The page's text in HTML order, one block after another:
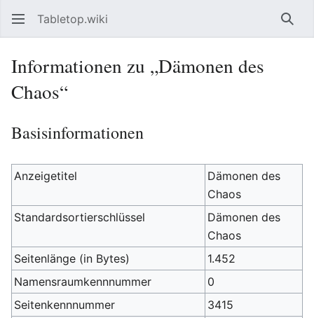
Tabletop.wiki
Informationen zu „Dämonen des
Chaos“
Basisinformationen
Anzeigetitel
Dämonen des
Chaos
Standardsortierschlüssel
Dämonen des
Chaos
Seitenlänge (in Bytes)
1.452
Namensraumkennnummer
0
Seitenkennnummer
3415